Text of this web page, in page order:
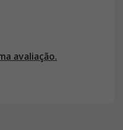
avaliação.